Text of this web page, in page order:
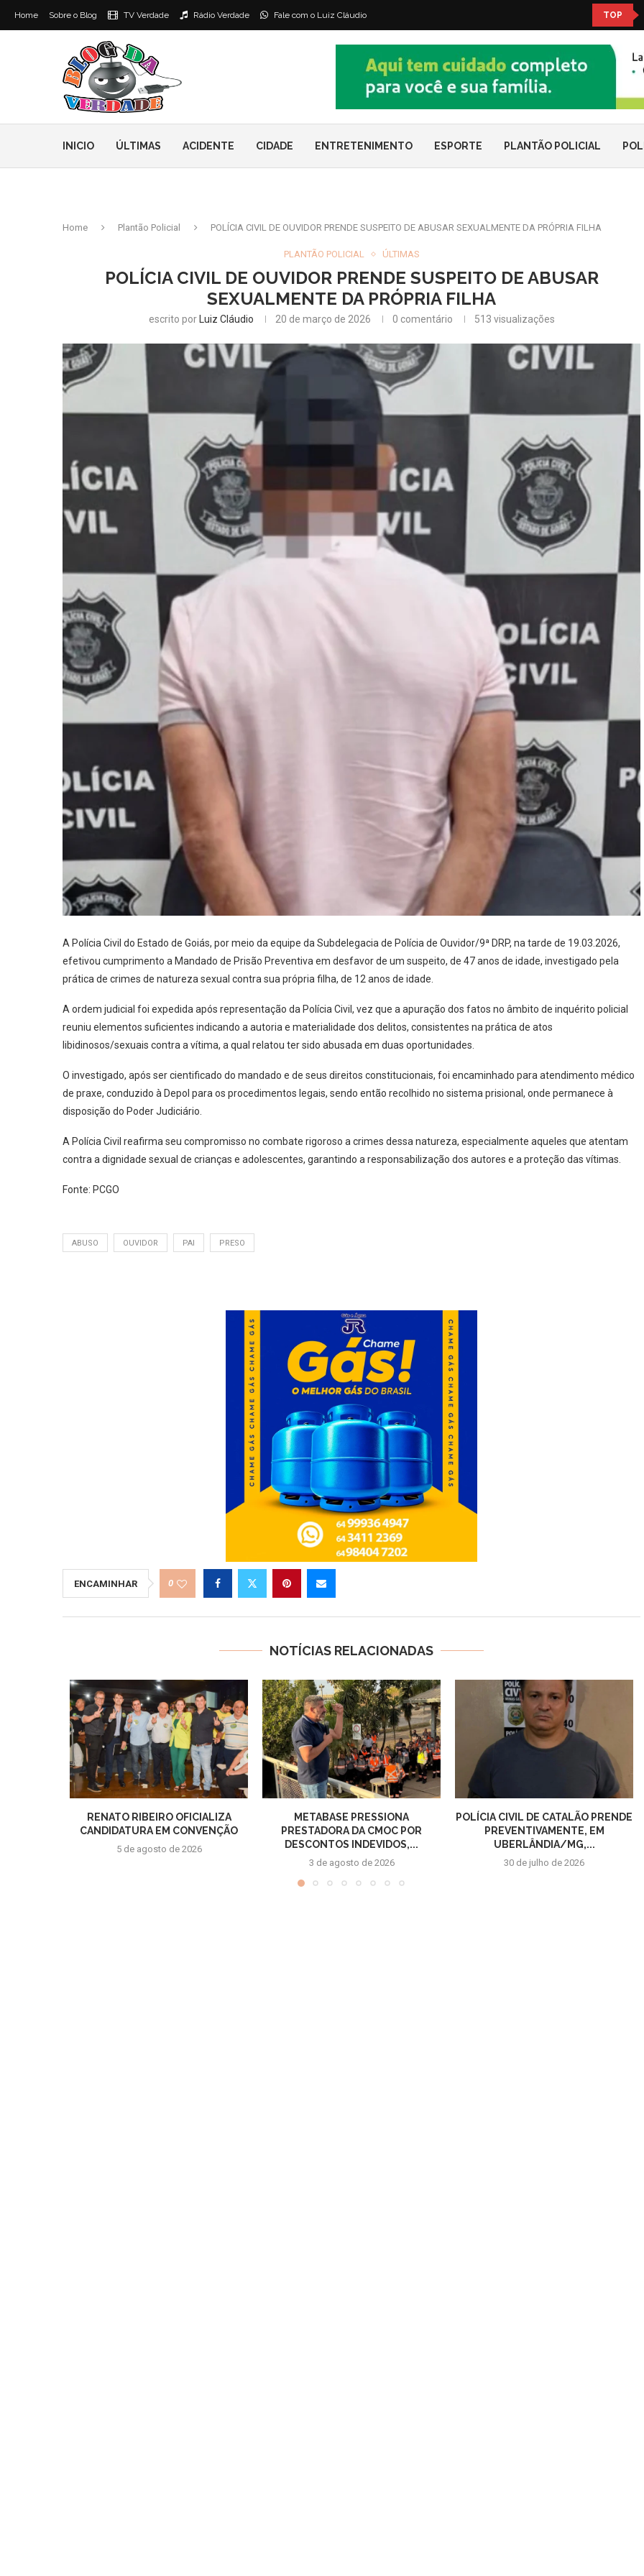
Home Sobre o Blog TV Verdade Rádio Verdade Fale com o Luiz Cláudio TOP
INICIO ÚLTIMAS ACIDENTE CIDADE ENTRETENIMENTO ESPORTE PLANTÃO POLICIAL
Home Plantão Policial POLÍCIA CIVIL DE OUVIDOR PRENDE SUSPEITO DE ABUSAR SEXUALMENTE DA PRÓPRIA FILHA
PLANTÃO POLICIAL ÚLTIMAS
POLÍCIA CIVIL DE OUVIDOR PRENDE SUSPEITO DE ABUSAR
SEXUALMENTE DA PRÓPRIA FILHA
escrito por Luiz Cláudio 20 de março de 2026 0 comentário 513 visualizações
A Polícia Civil do Estado de Goiás, por meio da equipe da Subdelegacia de Polícia de Ouvidor/9ª DRP, na tarde de 19.03.2026,
efetivou cumprimento a Mandado de Prisão Preventiva em desfavor de um suspeito, de 47 anos de idade, investigado pela
prática de crimes de natureza sexual contra sua própria filha, de 12 anos de idade.
A ordem judicial foi expedida após representação da Polícia Civil, vez que a apuração dos fatos no âmbito de inquérito policial
reuniu elementos suficientes indicando a autoria e materialidade dos delitos, consistentes na prática de atos
libidinosos/sexuais contra a vítima, a qual relatou ter sido abusada em duas oportunidades.
O investigado, após ser cientificado do mandado e de seus direitos constitucionais, foi encaminhado para atendimento médico
de praxe, conduzido à Depol para os procedimentos legais, sendo então recolhido no sistema prisional, onde permanece à
disposição do Poder Judiciário.
A Polícia Civil reafirma seu compromisso no combate rigoroso a crimes dessa natureza, especialmente aqueles que atentam
contra a dignidade sexual de crianças e adolescentes, garantindo a responsabilização dos autores e a proteção das vítimas.
Fonte: PCGO
ABUSO OUVIDOR PAI PRESO
ENCAMINHAR 0
NOTÍCIAS RELACIONADAS
RENATO RIBEIRO OFICIALIZA
CANDIDATURA EM CONVENÇÃO
5 de agosto de 2026
METABASE PRESSIONA
PRESTADORA DA CMOC POR
DESCONTOS INDEVIDOS,...
3 de agosto de 2026
POLÍCIA CIVIL DE CATALÃO PRENDE
PREVENTIVAMENTE, EM
UBERLÂNDIA/MG,...
30 de julho de 2026